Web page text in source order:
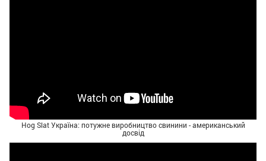
Hog Slat Україна: потужне виробництво свинини - американський
досвід